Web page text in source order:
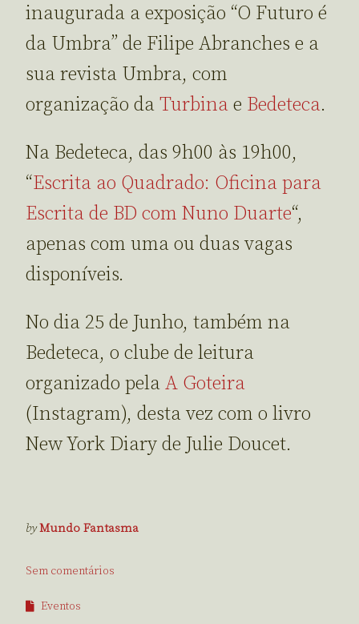
inaugurada a exposição “O Futuro é
da Umbra” de Filipe Abranches e a
sua revista Umbra, com
organização da Turbina e Bedeteca.
Na Bedeteca, das 9h00 às 19h00,
“Escrita ao Quadrado: Oficina para
Escrita de BD com Nuno Duarte“,
apenas com uma ou duas vagas
disponíveis.
No dia 25 de Junho, também na
Bedeteca, o clube de leitura
organizado pela A Goteira
(Instagram), desta vez com o livro
New York Diary de Julie Doucet.
byMundo Fantasma
Sem comentários
Eventos